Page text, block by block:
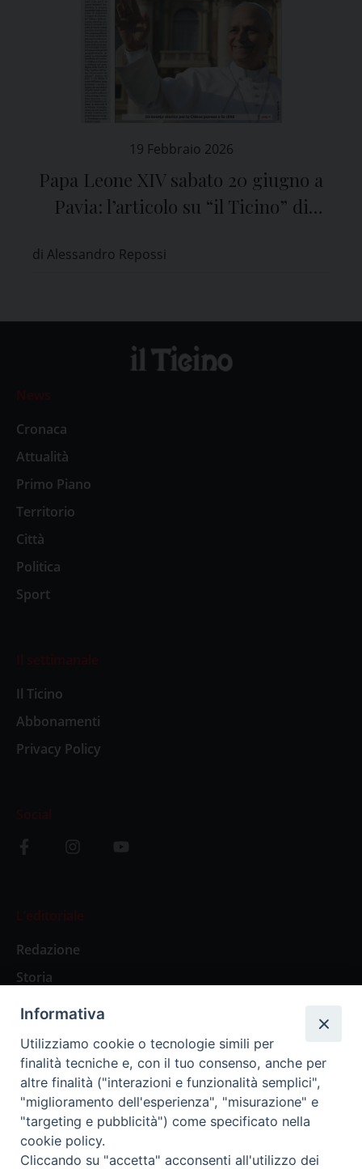
19 Febbraio 2026
Papa Leone XIV sabato 20 giugno a
Pavia: l’articolo su “il Ticino” di
di Alessandro Repossi
News
Cronaca
Attualità
Primo Piano
Territorio
Città
Politica
Sport
Il settimanale
Il Ticino
Abbonamenti
Privacy Policy
Social
L’editoriale
Redazione
Storia
Abbonamenti
Abbonamento Annuale Digitale
Abbonamento Annuale Cartaceo
Abbonamento Singola Copia Digitale
Informativa
Utilizziamo cookie o tecnologie simili per
finalità tecniche e, con il tuo consenso, anche per
altre finalità ("interazioni e funzionalità semplici",
"miglioramento dell'esperienza", "misurazione" e
"targeting e pubblicità") come specificato nella
cookie policy.
Cliccando su "accetta" acconsenti all'utilizzo dei